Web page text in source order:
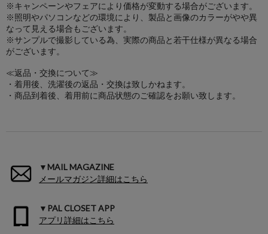
※キャンペーンやフェアにより価格が変動する場合がございます。
※照明やパソコンなどの環境により、製品と画像のカラーがやや異
なって見える場合もございます。
※サンプルで撮影している為、実際の商品と若干仕様が異なる場合
がございます。
≪返品・交換について≫
・着用後、洗濯後の返品・交換は致しかねます。
・商品到着後、着用前に商品状態のご確認をお願い致します。
▼MAIL MAGAZINE
メールマガジン詳細はこちら
▼PAL CLOSET APP
アプリ詳細はこちら